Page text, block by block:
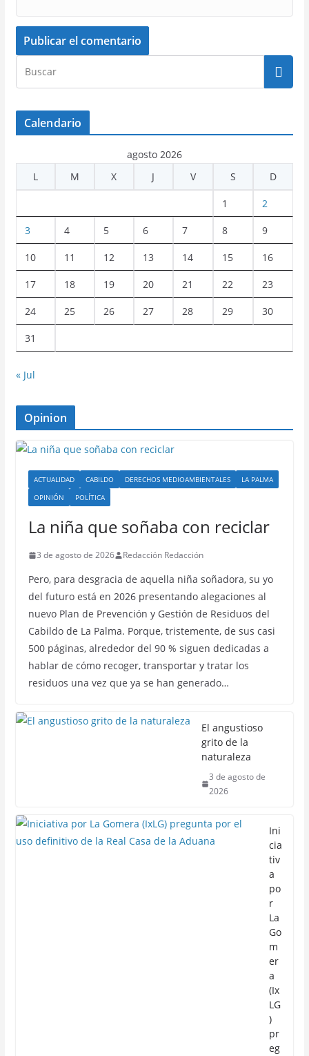
Calendario
agosto 2026
L
M X J V S D
1 2
3 4 5 6 7 8 9
10 11 12 13 14 15 16
17 18 19 20 21 22 23
24 25 26 27 28 29 30
31
« Jul
Opinion
ACTUALIDAD CABILDO DERECHOS MEDIOAMBIENTALES
LA PALMA
OPINIÓN
POLÍTICA
La niña que soñaba con reciclar
3 de agosto de 2026 Redacción Redacción
Pero, para desgracia de aquella niña soñadora, su yo
del futuro está en 2026 presentando alegaciones al
nuevo Plan de Prevención y Gestión de Residuos del
Cabildo de La Palma. Porque, tristemente, de sus casi
500 páginas, alrededor del 90 % siguen dedicadas a
hablar de cómo recoger, transportar y tratar los
residuos una vez que ya se han generado…
El angustioso
grito de la
naturaleza
3 de agosto de
2026
Ini
cia
tiv
a
po
r
La
Go
m
er
a
(Ix
LG
)
pr
eg